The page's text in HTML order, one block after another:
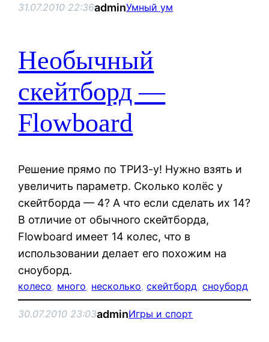
31.07.2010 22:36adminУмный ум
Необычный
скейтборд —
Flowboard
Решение прямо по ТРИЗ-у! Нужно взять и
увеличить параметр. Сколько колёс у
скейтборда — 4? А что если сделать их 14?
В отличие от обычного скейтборда,
Flowboard имеет 14 колес, что в
использовании делает его похожим на
сноуборд.
колесо, много, несколько, скейтборд, сноуборд
30.07.2010 23:03adminИгры и спорт